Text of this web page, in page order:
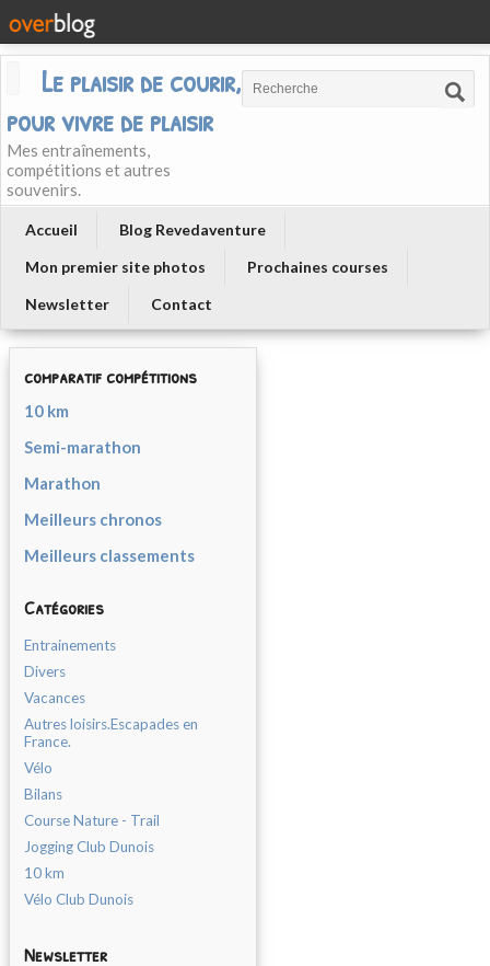
Le plaisir de courir, courir
pour vivre de plaisir
Mes entraînements,
compétitions et autres
souvenirs.
Accueil
Blog Revedaventure
Mon premier site photos
Prochaines courses
Newsletter
Contact
comparatif compétitions
10 km
Semi-marathon
Marathon
Meilleurs chronos
Meilleurs classements
Catégories
Entrainements
Divers
Vacances
Autres loisirs.Escapades en
France.
Vélo
Bilans
Course Nature - Trail
Jogging Club Dunois
10 km
Vélo Club Dunois
Newsletter